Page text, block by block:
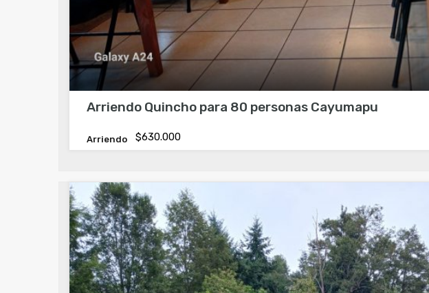
Arriendo Quincho para 80 personas Cayumapu
Arriendo $630.000